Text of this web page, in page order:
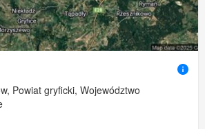
Powiat gryficki, Województwo